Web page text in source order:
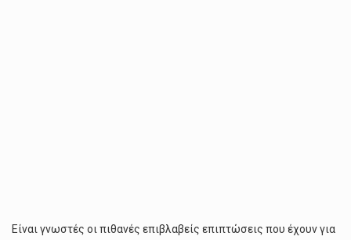
Είναι γνωστές οι πιθανές επιβλαβείς επιπτώσεις που έχουν για